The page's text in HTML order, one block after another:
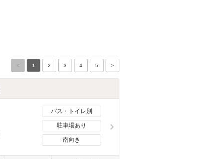
< 1 2 3 4 5 >
バス・トイレ別
駐車場あり
南向き